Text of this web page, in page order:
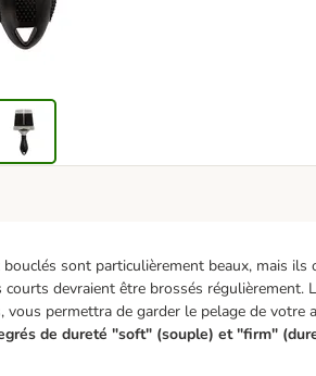
sont particulièrement beaux, mais
devraient être brossés régulièrement.
vous permettra de garder le pelage de
de dureté "soft" (souple) et "firm"